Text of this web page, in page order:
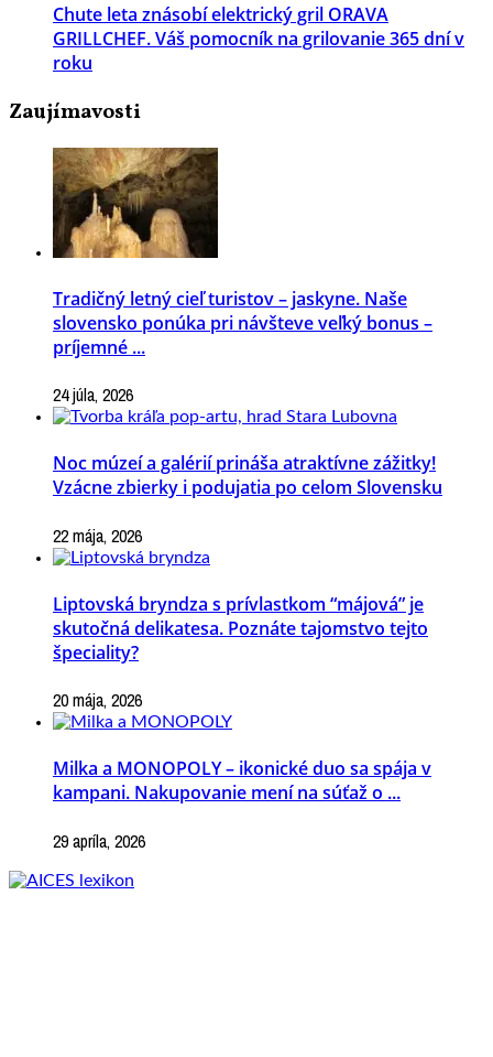
Chute leta znásobí elektrický gril ORAVA
GRILLCHEF. Váš pomocník na grilovanie 365 dní v
roku
Zaujímavosti
Tradičný letný cieľ turistov – jaskyne. Naše
slovensko ponúka pri návšteve veľký bonus –
príjemné ...
24 júla, 2026
Noc múzeí a galérií prináša atraktívne zážitky!
Vzácne zbierky i podujatia po celom Slovensku
22 mája, 2026
Liptovská bryndza s prívlastkom “májová” je
skutočná delikatesa. Poznáte tajomstvo tejto
špeciality?
20 mája, 2026
Milka a MONOPOLY – ikonické duo sa spája v
kampani. Nakupovanie mení na súťaž o ...
29 apríla, 2026